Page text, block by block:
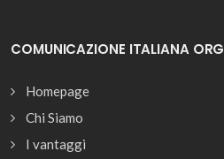
COMUNICAZIONE ITALIANA ORG
Homepage
Chi Siamo
I vantaggi